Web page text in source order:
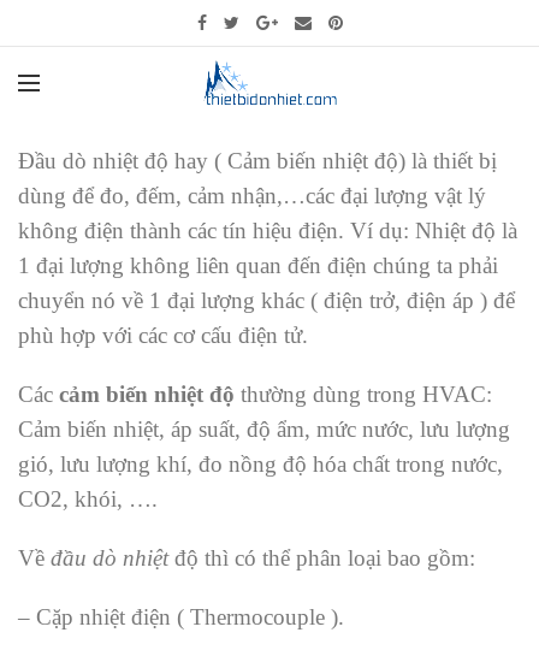
Đầu dò nhiệt độ hay ( Cảm biến nhiệt độ) là thiết bị
dùng để đo, đếm, cảm nhận,…các đại lượng vật lý
không điện thành các tín hiệu điện. Ví dụ: Nhiệt độ là
1 đại lượng không liên quan đến điện chúng ta phải
chuyển nó về 1 đại lượng khác ( điện trở, điện áp ) để
phù hợp với các cơ cấu điện tử.
Các cảm biến nhiệt độ thường dùng trong HVAC:
Cảm biến nhiệt, áp suất, độ ẩm, mức nước, lưu lượng
gió, lưu lượng khí, đo nồng độ hóa chất trong nước,
CO2, khói, ….
Về đầu dò nhiệtđộ thì có thể phân loại bao gồm:
– Cặp nhiệt điện ( Thermocouple ).